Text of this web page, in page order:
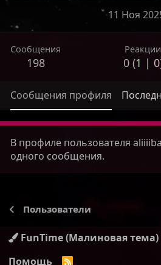
11 Ноя
Сообщения
198
Реакции
0 (1 | 0
Сообщения профиля
В профиле пользователя
одного сообщения.
Пользователи
FunTime (Малиновая тема)
Помощь
R